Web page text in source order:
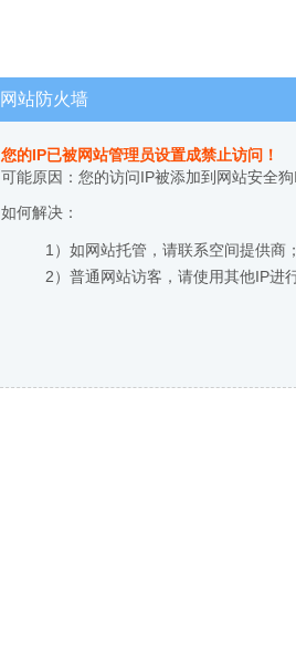
网站防火墙
您的IP已被网站管理员设置成禁止访问！
可能原因：您的访问IP被添加到网站安全
如何解决：
1）如网站托管，请联系空间提供商；
2）普通网站访客，请使用其他IP进